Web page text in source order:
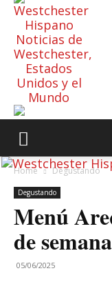
Noticias de
Westchester,
Estados
Unidos y el
Mundo
Home Degustando
Degustando
Menú
de semana
05/06/2025